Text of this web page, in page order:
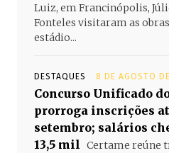
Luiz, em Francinópolis,
Fonteles visitaram as
estádio...
DESTAQUES 8 DE AGOSTO
Concurso Unificado
prorroga inscrições
setembro; salários
13,5 mil Certame reúne